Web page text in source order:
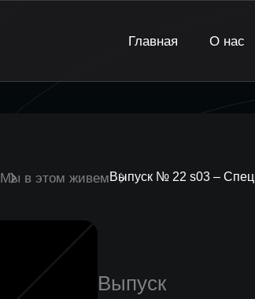
Главная О нас
Мы в этом живемВыпуск № 22 s03 –
Выпуск